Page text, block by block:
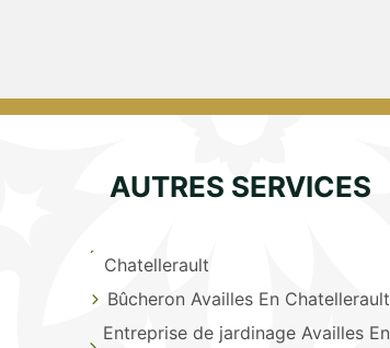
AUTRES SERVICES
Chatellerault
Bûcheron Availles En Chatellerault
Entreprise de jardinage Availles En